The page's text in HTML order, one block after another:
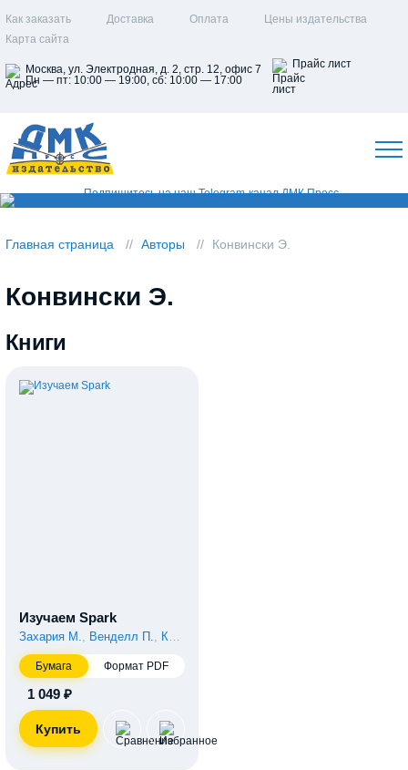
Как заказать Доставка Оплата
Цены издательства
Карта сайта
Москва, ул. Электродная, д. 2, стр. 12, офис 7
Пн — пт: 10:00 — 19:00, сб: 10:00 — 17:00
Прайс лист
Главная страница Авторы Конвински Э.
Конвински Э.
Книги
Изучаем Spark
Захария М., Венделл П., Конвински Э.
Бумага Формат PDF
1 049 ₽